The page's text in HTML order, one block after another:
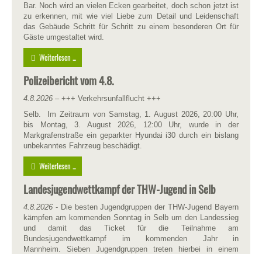
Bar. Noch wird an vielen Ecken gearbeitet, doch schon jetzt ist
zu erkennen, mit wie viel Liebe zum Detail und Leidenschaft
das Gebäude Schritt für Schritt zu einem besonderen Ort für
Gäste umgestaltet wird.
Weiterlesen ...
Polizeibericht vom 4.8.
4.8.2026 – +++ Verkehrsunfallflucht +++
Selb. Im Zeitraum von Samstag, 1. August 2026, 20:00 Uhr,
bis Montag, 3. August 2026, 12:00 Uhr, wurde in der
Markgrafenstraße ein geparkter Hyundai i30 durch ein bislang
unbekanntes Fahrzeug beschädigt.
Weiterlesen ...
Landesjugendwettkampf der THW-Jugend in Selb
4.8.2026 - Die besten Jugendgruppen der THW-Jugend Bayern
kämpfen am kommenden Sonntag in Selb um den Landessieg
und damit das Ticket für die Teilnahme am
Bundesjugendwettkampf im kommenden Jahr in
Mannheim. Sieben Jugendgruppen treten hierbei in einem